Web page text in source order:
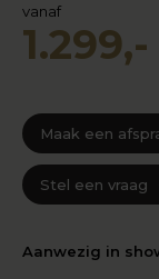
vanaf
1.299,-
Maak een
Stel een vraag
Aanwezig in